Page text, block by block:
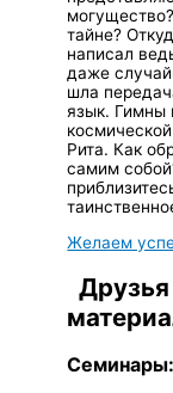
тайне?
написал
даже
шла
язык. Гимны
Рита. Как
самим
Желаем
Семинары: